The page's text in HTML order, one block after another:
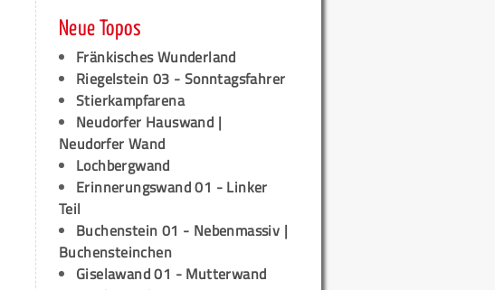
Neue Topos
Fränkisches Wunderland
Riegelstein 03 - Sonntagsfahrer
Stierkampfarena
Neudorfer Hauswand |
Neudorfer Wand
Lochbergwand
Erinnerungswand 01 - Linker
Teil
Buchenstein 01 - Nebenmassiv |
Buchensteinchen
Giselawand 01 - Mutterwand